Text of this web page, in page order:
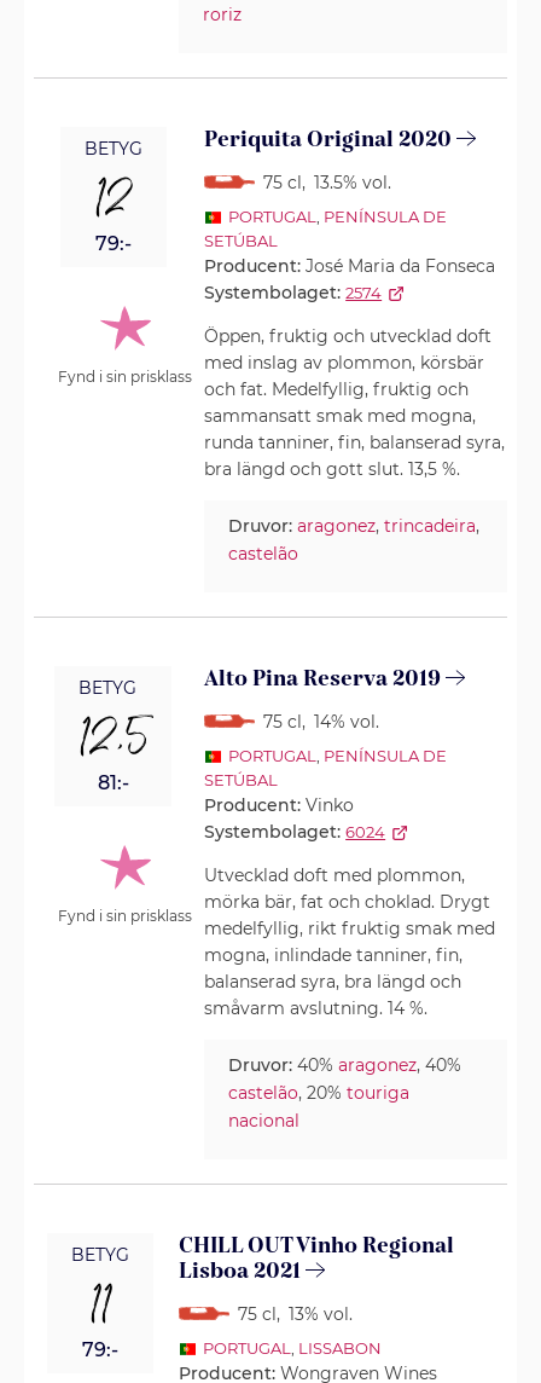
roriz
BETYG
12
79:-
Fynd i sin prisklass
Periquita Original 2020
75 cl, 13.5% vol.
PORTUGAL
PENÍNSULA DE
SETÚBAL
Producent:José Maria da Fonseca
Systembolaget: 2574
Öppen, fruktig och utvecklad doft
med inslag av plommon, körsbär
och fat. Medelfyllig, fruktig och
sammansatt smak med mogna,
runda tanniner, fin, balanserad syra,
bra längd och gott slut. 13,5 %.
Druvor: aragonez,trincadeira,
castelão
BETYG
12,5
81:-
Fynd i sin prisklass
Alto Pina Reserva 2019
75 cl, 14% vol.
PORTUGAL
PENÍNSULA DE
SETÚBAL
Producent:Vinko
Systembolaget: 6024
Utvecklad doft med plommon,
mörka bär, fat och choklad. Drygt
medelfyllig, rikt fruktig smak med
mogna, inlindade tanniner, fin,
balanserad syra, bra längd och
småvarm avslutning. 14 %.
Druvor: 40%aragonez, 40%
castelão, 20%touriga
nacional
BETYG
11
79:-
CHILL OUT Vinho Regional
Lisboa 2021
75 cl, 13% vol.
PORTUGAL LISSABON
Producent:Wongraven Wines